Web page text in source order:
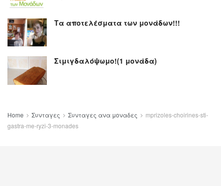
Τα αποτελέσματα των μονάδων!!!
Σιμιγδαλόψωμο!(1 μονάδα)
Home Συνταγες Συνταγες ανα μοναδες
mprizoles-choirines-sti-
gastra-me-ryzi-3-monades